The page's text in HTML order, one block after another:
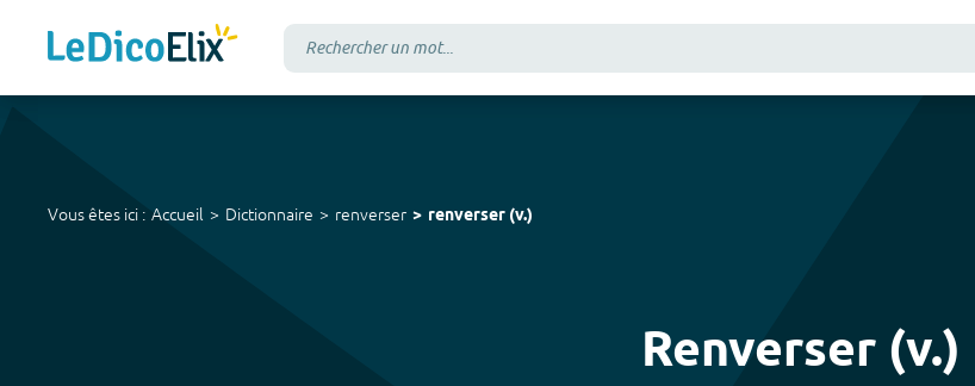
Vous êtes ici : Accueil Dictionnaire renverser renverser (v.)
Renverser (v.)